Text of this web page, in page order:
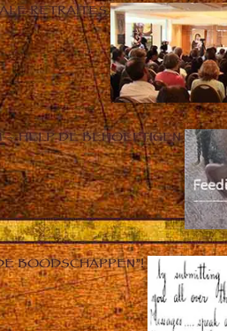
RETRAITES
– HELP DE BEHOEFTIGEN
BOODSCHAPPEN”!